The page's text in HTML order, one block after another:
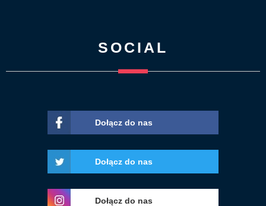
SOCIAL
Dołącz do nas
Dołącz do nas
Dołącz do nas